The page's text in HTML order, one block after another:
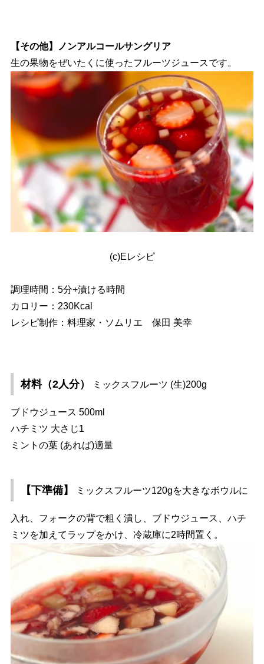
【その他】ノンアルコールサングリア
生の果物をぜいたくに使ったフルーツジュースです。
(c)Eレシピ
調理時間：5分+漬ける時間
カロリー：230Kcal
レシピ制作：料理家・ソムリエ 保田 美幸
材料（2人分） ミックスフルーツ (生)200g
ブドウジュース 500ml
ハチミツ 大さじ1
ミントの葉 (あれば)適量
【下準備】 ミックスフルーツ120gを大きなボウルに
入れ、フォークの背で粗く潰し、ブドウジュース、ハチ
ミツを加えてラップをかけ、冷蔵庫に2時間置く。